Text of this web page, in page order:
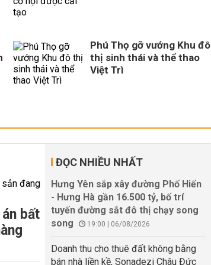
Phú Thọ gỡ vướng Khu đô
thị sinh thái và thể thao
Việt Trì
bất
ĐỌC NHIỀU NHẤT
Hưng Yên sắp xây đường Phố Hiến
- Hưng Hà gần 16.500 tỷ, bố trí
tuyến đường sắt đô thị chạy song
song
19:00 | 06/08/2026
Doanh thu cho thuê đất không bằng
bán nhà liền kề, Sonadezi Châu Đức